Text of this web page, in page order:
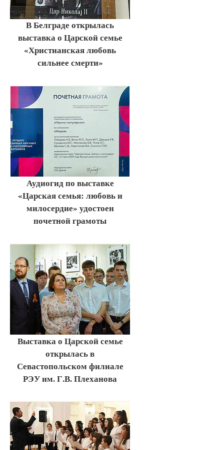
В Белграде открылась
выставка о Царской семье
«Христианская любовь
сильнее смерти»
Аудиогид по выставке
«Царская семья: любовь и
милосердие» удостоен
почетной грамоты
Выставка о Царской семье
открылась в
Севастопольском филиале
РЭУ им. Г.В. Плеханова